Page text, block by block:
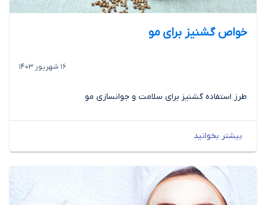
خواص گشنیز برای مو
16 شهریور 1403
طرز استفاده گشنیز برای سلامت و جوانسازی مو
بیشتر بخوانید